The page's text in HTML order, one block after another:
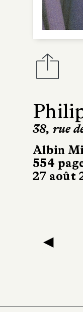
38, rue
Albin
554
27 août
◀